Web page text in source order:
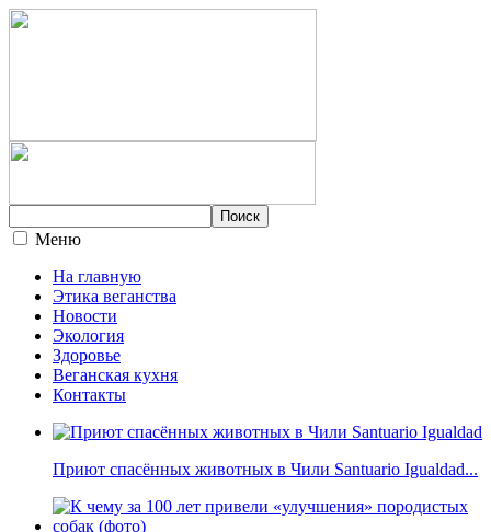
Меню
На главную
Этика веганства
Новости
Экология
Здоровье
Веганская кухня
Контакты
Приют спасённых животных в Чили Santuario Igualdad...